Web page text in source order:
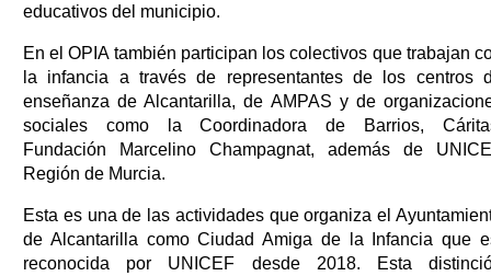
educativos del municipio.
En el OPIA también participan los colectivos que trabajan
la infancia a través de representantes de los centros
enseñanza de Alcantarilla, de AMPAS y de
sociales como la Coordinadora de Barrios,
Fundación Marcelino Champagnat, además de
Región de Murcia.
Esta es una de las actividades que organiza el
de Alcantarilla como Ciudad Amiga de la Infancia que
reconocida por UNICEF desde 2018. Esta